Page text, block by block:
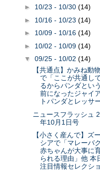
► 10/23 - 10/30 (14)
► 10/16 - 10/23 (14)
► 10/09 - 10/16 (14)
► 10/02 - 10/09 (14)
▼ 09/25 - 10/02 (14)
【共通点】かみね動
で「ここが共通し
るからパンダとい
前になったジャイ
トパンダとレッサー
ニュースフラッシュ
年10月1日号
【小さく産んで】ズ
シアで「マレーバ
赤ちゃんが大事に
られる理由」他 本
注目情報セレクシ